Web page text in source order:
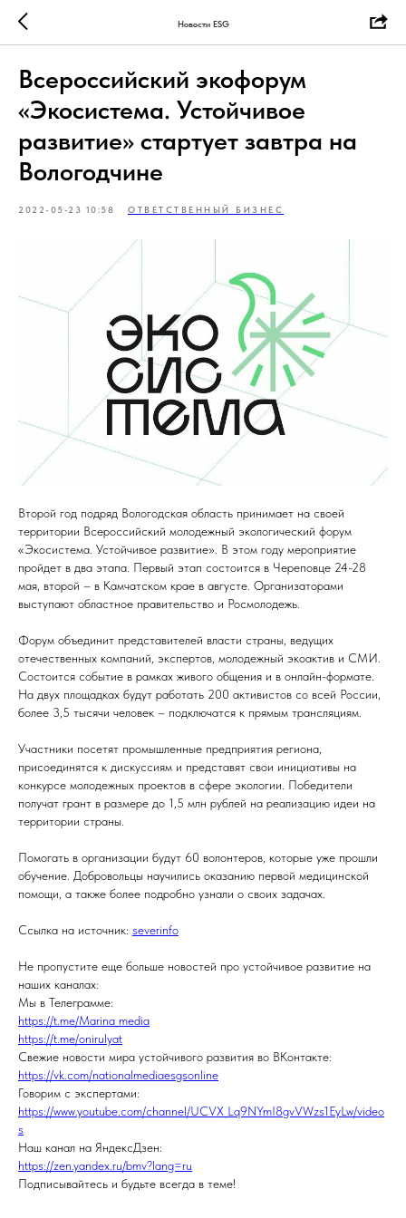
Новости ESG
Всероссийский экофорум
«Экосистема. Устойчивое
развитие» стартует завтра на
Вологодчине
2022-05-23 10:58 ОТВЕТСТВЕННЫЙ БИЗНЕС
Второй год подряд Вологодская область принимает на своей
территории Всероссийский молодежный экологический форум
«Экосистема. Устойчивое развитие». В этом году мероприятие
пройдет в два этапа. Первый этап состоится в Череповце 24-28
мая, второй – в Камчатском крае в августе. Организаторами
выступают областное правительство и Росмолодежь.
Форум объединит представителей власти страны, ведущих
отечественных компаний, экспертов, молодежный экоактив и СМИ.
Состоится событие в рамках живого общения и в онлайн-формате.
На двух площадках будут работать 200 активистов со всей России,
более 3,5 тысячи человек – подключатся к прямым трансляциям.
Участники посетят промышленные предприятия региона,
присоединятся к дискуссиям и представят свои инициативы на
конкурсе молодежных проектов в сфере экологии. Победители
получат грант в размере до 1,5 млн рублей на реализацию идеи на
территории страны.
Помогать в организации будут 60 волонтеров, которые уже прошли
обучение. Добровольцы научились оказанию первой медицинской
помощи, а также более подробно узнали о своих задачах.
Ссылка на источник: severinfo
Не пропустите еще больше новостей про устойчивое развитие на
наших каналах:
Мы в Телеграмме:
https://t.me/Marina_media
https://t.me/onirulyat
Свежие новости мира устойчивого развития во ВКонтакте:
https://vk.com/nationalmediaesgsonline
Говорим с экспертами:
https://www.youtube.com/channel/UCVX_Lq9NYmI8gvVWzs1EyLw/video
s
Наш канал на ЯндексДзен:
https://zen.yandex.ru/bmv?lang=ru
Подписывайтесь и будьте всегда в теме!